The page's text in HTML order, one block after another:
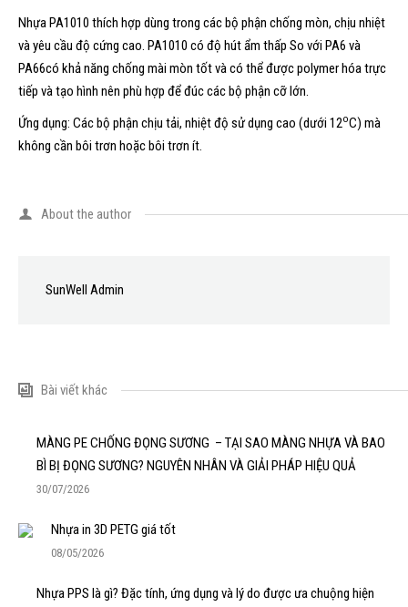
Nhựa PA1010 thích hợp dùng trong các bộ phận chống mòn, chịu nhiệt
và yêu cầu độ cứng cao. PA1010 có độ hút ẩm thấp So với PA6 và
PA66có khả năng chống mài mòn tốt và có thể được polymer hóa trực
tiếp và tạo hình nên phù hợp để đúc các bộ phận cỡ lớn.
Ứng dụng: Các bộ phận chịu tải, nhiệt độ sử dụng cao (dưới 12oC) mà
không cần bôi trơn hoặc bôi trơn ít.
About the author
SunWell Admin
Bài viết khác
MÀNG PE CHỐNG ĐỌNG SƯƠNG – TẠI SAO MÀNG NHỰA VÀ BAO
BÌ BỊ ĐỌNG SƯƠNG? NGUYÊN NHÂN VÀ GIẢI PHÁP HIỆU QUẢ
30/07/2026
Nhựa in 3D PETG giá tốt
08/05/2026
Nhựa PPS là gì? Đặc tính, ứng dụng và lý do được ưa chuộng hiện